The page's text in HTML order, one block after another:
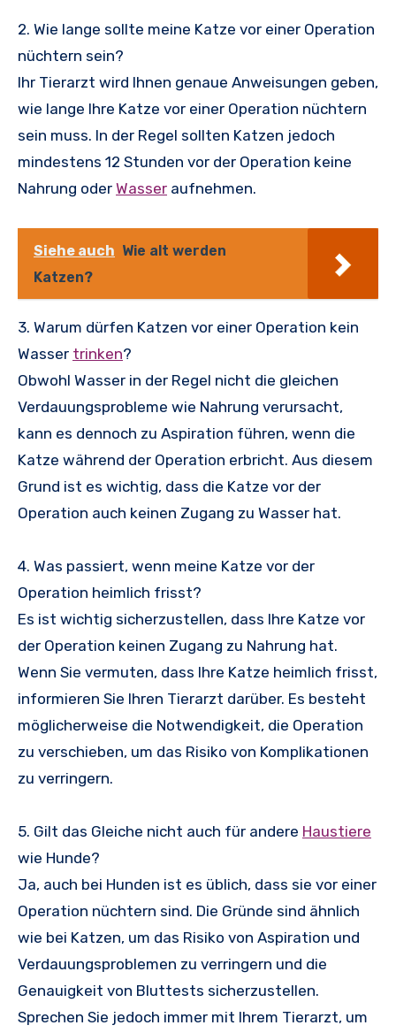
2. Wie lange sollte meine Katze vor einer Operation
nüchtern sein?
Ihr Tierarzt wird Ihnen genaue Anweisungen geben,
wie lange Ihre Katze vor einer Operation nüchtern
sein muss. In der Regel sollten Katzen jedoch
mindestens 12 Stunden vor der Operation keine
Nahrung oder Wasser aufnehmen.
Siehe auch Wie alt werden
Katzen?
3. Warum dürfen Katzen vor einer Operation kein
Wasser trinken?
Obwohl Wasser in der Regel nicht die gleichen
Verdauungsprobleme wie Nahrung verursacht,
kann es dennoch zu Aspiration führen, wenn die
Katze während der Operation erbricht. Aus diesem
Grund ist es wichtig, dass die Katze vor der
Operation auch keinen Zugang zu Wasser hat.
4. Was passiert, wenn meine Katze vor der
Operation heimlich frisst?
Es ist wichtig sicherzustellen, dass Ihre Katze vor
der Operation keinen Zugang zu Nahrung hat.
Wenn Sie vermuten, dass Ihre Katze heimlich frisst,
informieren Sie Ihren Tierarzt darüber. Es besteht
möglicherweise die Notwendigkeit, die Operation
zu verschieben, um das Risiko von Komplikationen
zu verringern.
5. Gilt das Gleiche nicht auch für andere Haustiere
wie Hunde?
Ja, auch bei Hunden ist es üblich, dass sie vor einer
Operation nüchtern sind. Die Gründe sind ähnlich
wie bei Katzen, um das Risiko von Aspiration und
Verdauungsproblemen zu verringern und die
Genauigkeit von Bluttests sicherzustellen.
Sprechen Sie jedoch immer mit Ihrem Tierarzt, um